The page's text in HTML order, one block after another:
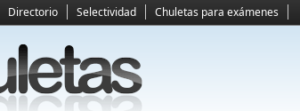
Directorio Selectividad Chuletas para exámenes